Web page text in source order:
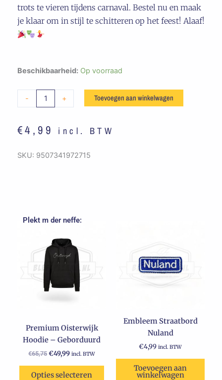
trots te vieren tijdens carnaval. Bestel nu en maak
je klaar om in stijl te schitteren op het feest! Alaaf!
Beschikbaarheid: Op voorraad
-
Embleem
Waoterrijk
+ Toevoegen aan winkelwagen
€4,99 incl. BTW
SKU: 9507341972715
Plekt m der neffe:
Premium Oisterwijk
Hoodie – Geborduurd
€65,75
Oorspronkelijke
was:
€65,75.
€49,99
Huidige
is:
€49,99.
incl. BTW
Opties selecteren
product
heeft
meerdere
variaties.
Deze
worden
op
de
productpagina
Embleem Straatbord
Nuland
€4,99 incl. BTW
Toevoegen aan
winkelwagen